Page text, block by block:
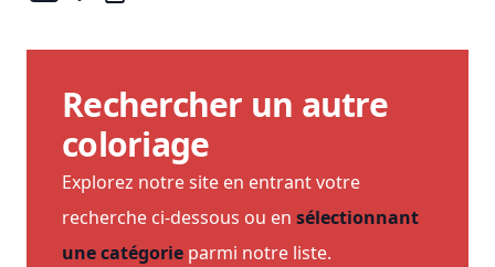
Rechercher un autre
coloriage
Explorez notre site en entrant votre
recherche ci-dessous ou en sélectionnant
une catégorie parmi notre liste.